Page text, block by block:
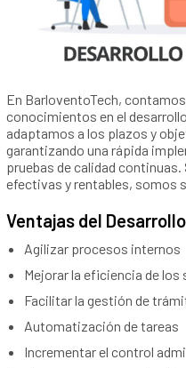
En BarloventoTech,
conocimientos en el
adaptamos a los plazos y
garantizando una rápida
pruebas de calidad
efectivas y rentables, somos
Ventajas del
Agilizar procesos internos
Mejorar la eficiencia de los
Facilitar la gestión de
Automatización de tareas
Incrementar el control